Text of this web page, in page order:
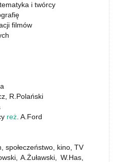
i twórcy
filmów
R.Polański
reż . A.Ford
społeczeństwo, kino, TV
A.Żuławski, W.Has,